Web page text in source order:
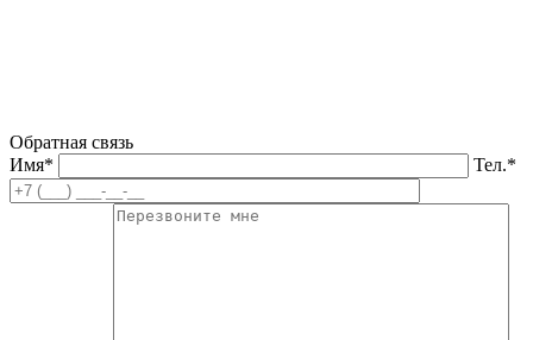
Обратная связь
Имя*
Тел.*